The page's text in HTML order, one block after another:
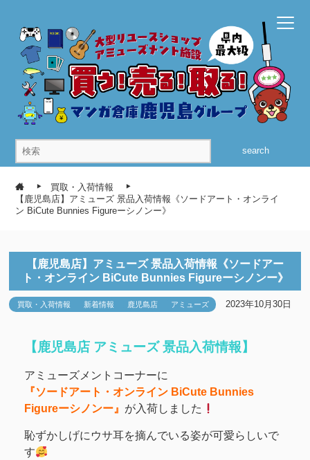
search
買取・入荷情報
【鹿児島店】アミューズ 景品入荷情報《ソードアート・オンライ
ン BiCute Bunnies Figureーシノンー》
【鹿児島店】アミューズ 景品入荷情報《ソードアー
ト・オンライン BiCute Bunnies Figureーシノンー》
買取・入荷情報 新着情報 鹿児島店 アミューズ 2023年10月30日
【鹿児島店 アミューズ 景品入荷情報】
アミューズメントコーナーに
『ソードアート・オンライン BiCute Bunnies
Figureーシノンー』 が入荷しました
恥ずかしげにウサ耳を摘んでいる姿が可愛らしいで
す